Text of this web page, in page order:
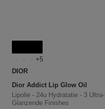
5
DIOR
Dior Addict Lip Glow Oil
Lipolie - 24u Hydratatie - 3 Ultra-
Glanzende Finishes